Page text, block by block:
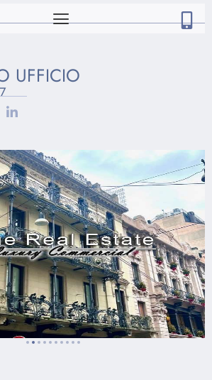
UFFICIO